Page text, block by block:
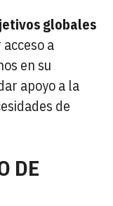
globales
a
en su
apoyo a la
de
DE